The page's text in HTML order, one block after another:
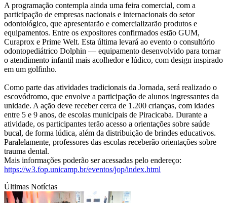
A programação contempla ainda uma feira comercial, com a
participação de empresas nacionais e internacionais do setor
odontológico, que apresentarão e comercializarão produtos e
equipamentos. Entre os expositores confirmados estão GUM,
Curaprox e Prime Welt. Esta última levará ao evento o consultório
odontopediátrico Dolphin — equipamento desenvolvido para tornar
o atendimento infantil mais acolhedor e lúdico, com design inspirado
em um golfinho.
Como parte das atividades tradicionais da Jornada, será realizado o
escovódromo, que envolve a participação de alunos ingressantes da
unidade. A ação deve receber cerca de 1.200 crianças, com idades
entre 5 e 9 anos, de escolas municipais de Piracicaba. Durante a
atividade, os participantes terão acesso a orientações sobre saúde
bucal, de forma lúdica, além da distribuição de brindes educativos.
Paralelamente, professores das escolas receberão orientações sobre
trauma dental.
Mais informações poderão ser acessadas pelo endereço:
https://w3.fop.unicamp.br/eventos/jop/index.html
Últimas Notícias